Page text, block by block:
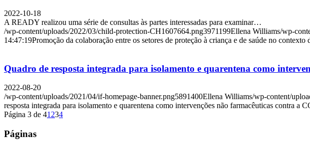
2022-10-18
A READY realizou uma série de consultas às partes interessadas para examinar…
/wp-content/uploads/2022/03/child-protection-CH1607664.png3971199Ellena Williams/wp-
14:47:19Promoção da colaboração entre os setores de proteção à criança e de saúde no contexto
Quadro de resposta integrada para isolamento e quarentena como
2022-08-20
/wp-content/uploads/2021/04/if-homepage-banner.png5891400Ellena Williams/wp-content/
resposta integrada para isolamento e quarentena como intervenções não farmacêuticas contra a
Página 3 de 41 234
Páginas